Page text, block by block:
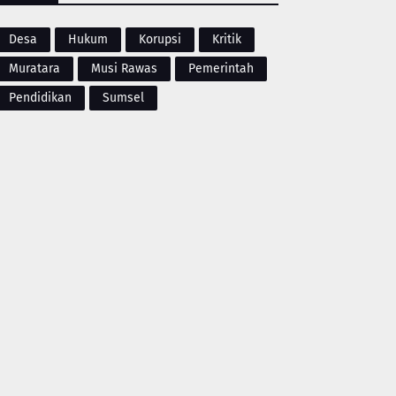
Desa Hukum Korupsi
Kritik
Muratara
Musi Rawas
Pemerintah
Pendidikan
Sumsel